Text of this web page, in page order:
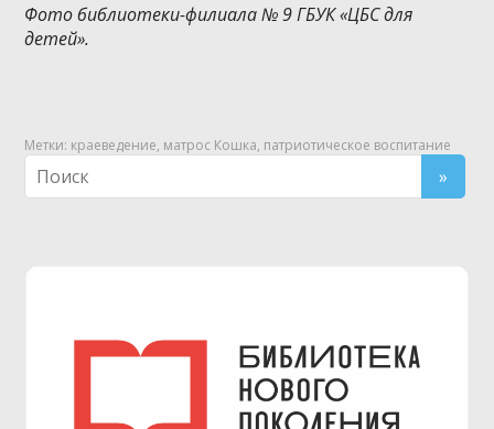
Фото библиотеки-филиала № 9 ГБУК «ЦБС для
детей».
Метки: краеведение, матрос Кошка, патриотическое воспитание